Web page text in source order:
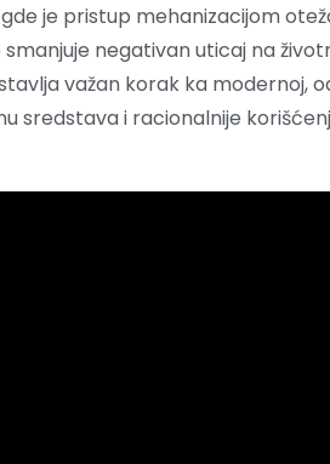
je pristup mehanizacijom
negativan uticaj na
važan korak ka modernoj,
sredstava i racionalnije